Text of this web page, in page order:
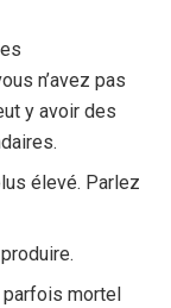
n’avez pas
y avoir des
élevé. Parlez
mortel